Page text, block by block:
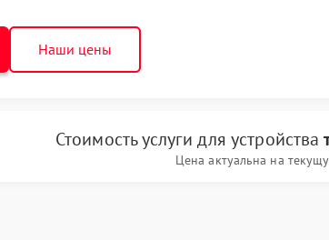
Наши цены
Стоимость услуги для устройства
Цена актуальна на